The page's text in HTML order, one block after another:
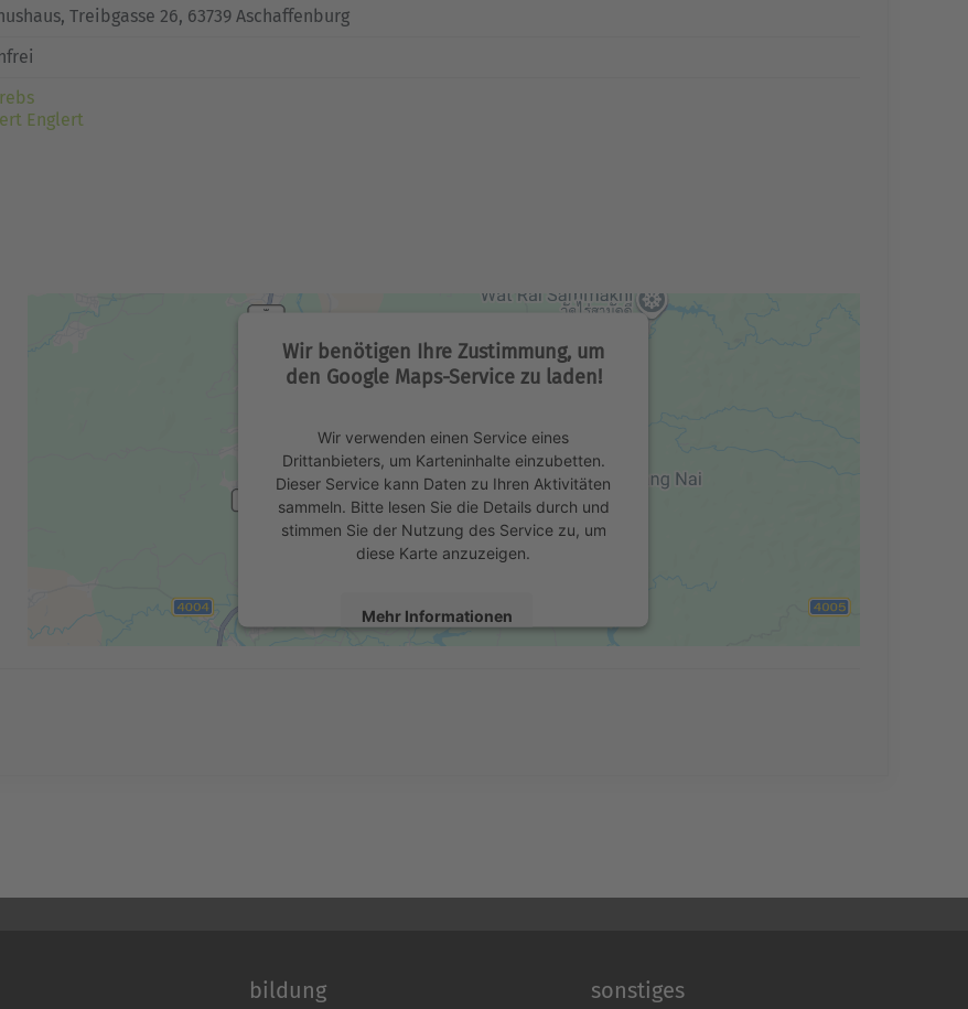
Treibgasse 26, 63739 Aschaffenburg
Englert
Wir benötigen Ihre Zustimmung, um
den Google Maps-Service zu laden!
Wir verwenden einen Service eines
Drittanbieters, um Karteninhalte einzubetten.
Dieser Service kann Daten zu Ihren Aktivitäten
sammeln. Bitte lesen Sie die Details durch und
stimmen Sie der Nutzung des Service zu, um
diese Karte anzuzeigen.
Mehr Informationen
bildung sonstiges